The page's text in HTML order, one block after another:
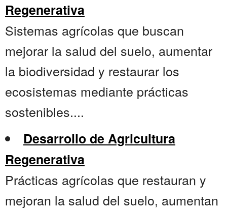
Regenerativa
Sistemas agrícolas que buscan
mejorar la salud del suelo, aumentar
la biodiversidad y restaurar los
ecosistemas mediante prácticas
sostenibles....
Desarrollo de Agricultura
Regenerativa
Prácticas agrícolas que restauran y
mejoran la salud del suelo, aumentan